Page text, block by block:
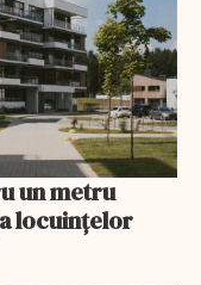
un metru
locuințelor